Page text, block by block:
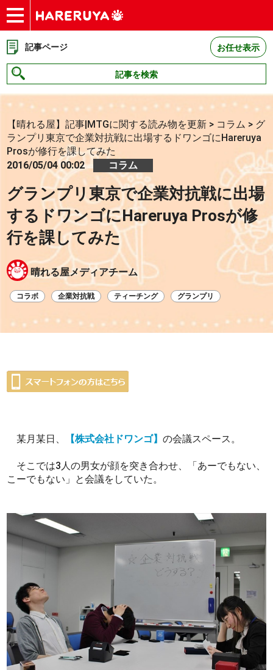
ショップ
買取
記事
デッキ検索
デッキ構築
選手一覧
店舗一覧
イベント
お問い合わせ
記事ページ お任せ表示
記事を検索
【晴れる屋】記事|MTGに関する読み物を更新 > コラム > グ
ランプリ東京で企業対抗戦に出場するドワンゴにHareruya
Prosが修行を課してみた
2016/05/04 00:02
コラム
グランプリ東京で企業対抗戦に出場
するドワンゴにHareruya Prosが修
行を課してみた
晴れる屋メディアチーム
コラボ 企業対抗戦 ティーチング グランプリ
某月某日、 【株式会社ドワンゴ】の会議スペース。
そこでは3人の男女が顔を突き合わせ、「あーでもない、
こーでもない」と会議をしていた。